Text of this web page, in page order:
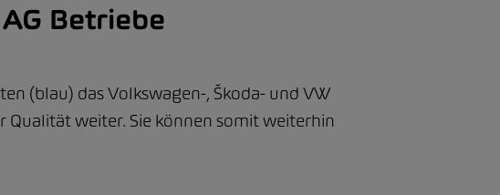
Betriebe
(blau) das Volkswagen-, Škoda- und VW
weiter. Sie können somit weiterhin